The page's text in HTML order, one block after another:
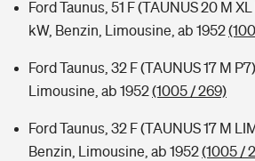
Ford Taunus, 51 F (TAUNUS 20 M
kW, Benzin, Limousine, ab 1952
Ford Taunus, 32 F (TAUNUS 17 M
Limousine, ab 1952(1005 / 269)
Ford Taunus, 32 F (TAUNUS 17 M
Benzin, Limousine, ab 1952(1005 /